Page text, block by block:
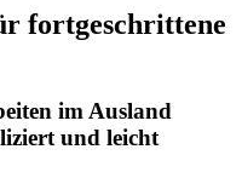
fortgeschrittene
im Ausland
und leicht